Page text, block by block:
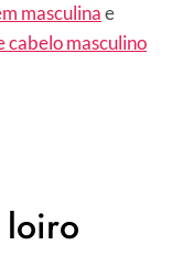
masculinae
cabelo masculino
loiro